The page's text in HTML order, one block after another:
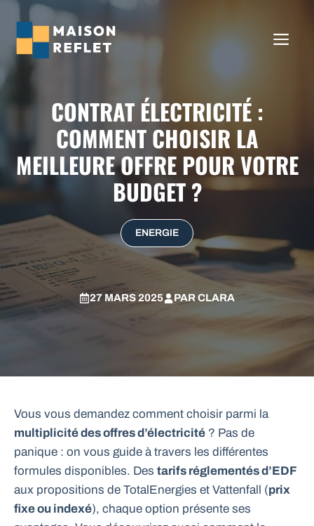
contenu
CONTRAT ÉLECTRICITÉ :
COMMENT CHOISIR LA
MEILLEURE OFFRE POUR VOTRE
BUDGET ?
ENERGIE
27 MARS 2025 PARCLARA
Vous vous demandez comment choisir parmi la
multiplicité des offres d’électricité ? Pas de
panique : on vous guide à travers les différentes
formules disponibles. Des tarifs réglementés d’EDF
aux propositions de TotalEnergies et Vattenfall (prix
fixe ou indexé), chaque option présente ses